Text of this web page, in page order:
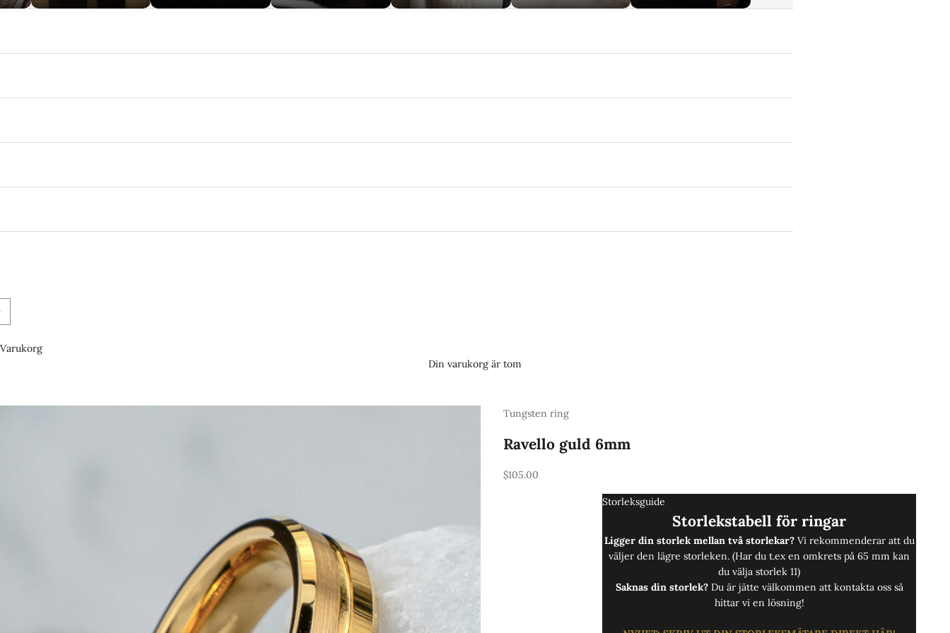
Varukorg
Din varukorg är tom
Tungsten ring
Ravello guld 6mm
REA-pris
$105.00
Storleksguide
Storlekstabell för ringar
Ligger din storlek mellan två storlekar? Vi rekommenderar att du
väljer den lägre storleken. (Har du t.ex en omkrets på 65 mm kan
du välja storlek 11)
Saknas din storlek?Du är jätte välkommen att kontakta ossså
hittar vi en lösning!